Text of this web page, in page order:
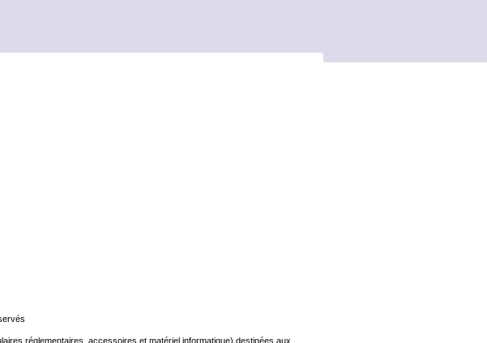
réglementaires, accessoires et matériel informatique) destinées aux